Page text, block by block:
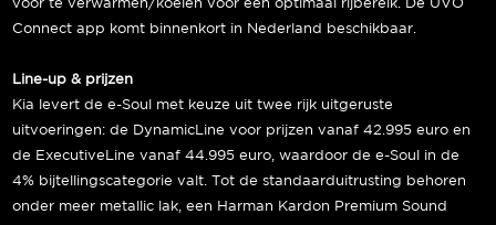
voor te verwarmen/koelen voor een optimaal rijbereik. De UVO
Connect app komt binnenkort in Nederland beschikbaar.
Line-up & prijzen
Kia levert de e-Soul met keuze uit twee rijk uitgeruste
uitvoeringen: de DynamicLine voor prijzen vanaf 42.995 euro en
de ExecutiveLine vanaf 44.995 euro, waardoor de e-Soul in de
4% bijtellingscategorie valt. Tot de standaarduitrusting behoren
onder meer metallic lak, een Harman Kardon Premium Sound